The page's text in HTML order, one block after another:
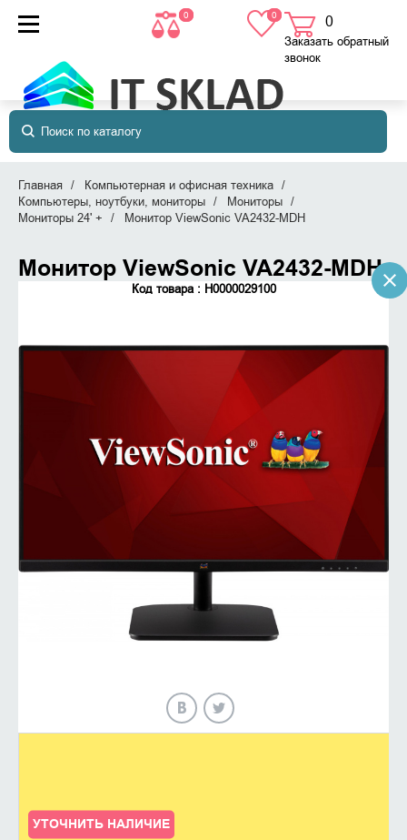
0 0 0
в корзине
Заказать обратный
звонок
Главная
Компьютерная и офисная техника
Компьютеры, ноутбуки, мониторы
Мониторы
Мониторы 24' +
Монитор ViewSonic VA2432-MDH
Монитор ViewSonic VA2432-MDH
Код товара : Н0000029100
УТОЧНИТЬ НАЛИЧИЕ